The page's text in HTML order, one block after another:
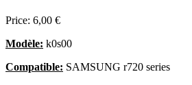
Price: 6,00 €
Modèle: k0s00
Compatible: SAMSUNG r720 series